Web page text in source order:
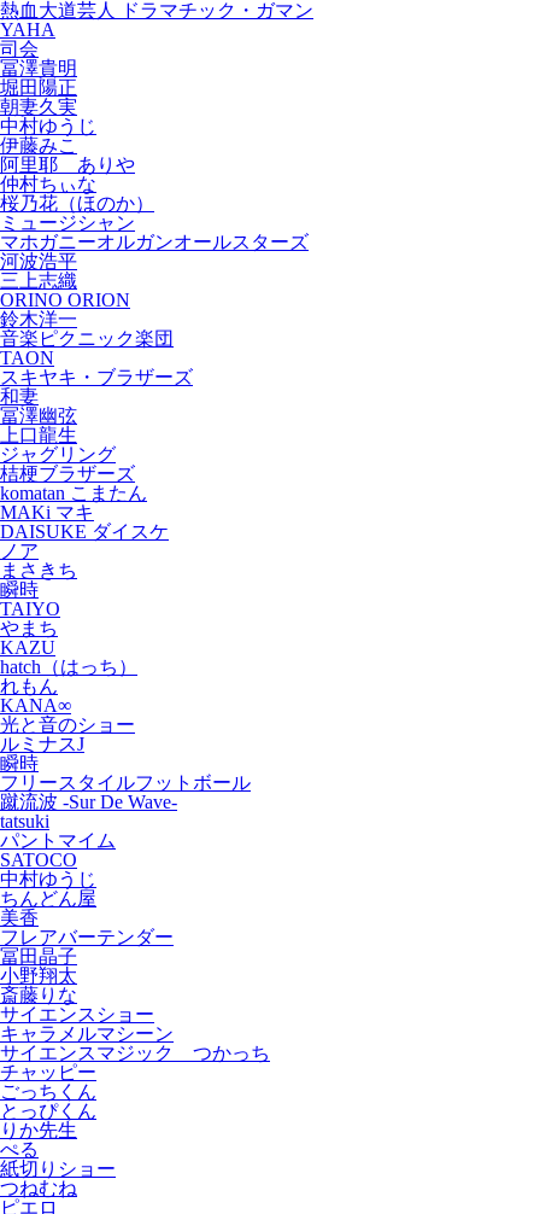
熱血大道芸人 ドラマチック・ガマン
YAHA
司会
冨澤貴明
堀田陽正
朝妻久実
中村ゆうじ
伊藤みこ
阿里耶 ありや
仲村ちぃな
桜乃花（ほのか）
ミュージシャン
マホガニーオルガンオールスターズ
河波浩平
三上志織
ORINO ORION
鈴木洋一
音楽ピクニック楽団
TAON
スキヤキ・ブラザーズ
和妻
冨澤幽弦
上口龍生
ジャグリング
桔梗ブラザーズ
komatan こまたん
MAKi マキ
DAISUKE ダイスケ
ノア
まさきち
瞬時
TAIYO
やまち
KAZU
hatch（はっち）
れもん
KANA∞
光と音のショー
ルミナスJ
瞬時
フリースタイルフットボール
蹴流波 -Sur De Wave-
tatsuki
パントマイム
SATOCO
中村ゆうじ
ちんどん屋
美香
フレアバーテンダー
冨田晶子
小野翔太
斎藤りな
サイエンスショー
キャラメルマシーン
サイエンスマジック つかっち
チャッピー
ごっちくん
とっぴくん
りか先生
ぺる
紙切りショー
つねむね
ピエロ